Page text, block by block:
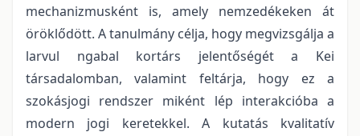
mechanizmusként is, amely nemzedékeken át
öröklődött. A tanulmány célja, hogy megvizsgálja a
larvul ngabal kortárs jelentőségét a Kei
társadalomban, valamint feltárja, hogy ez a
szokásjogi rendszer miként lép interakcióba a
modern jogi keretekkel. A kutatás kvalitatív